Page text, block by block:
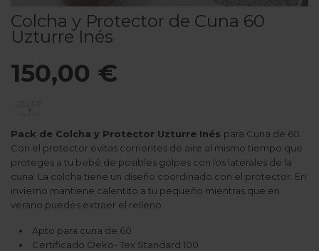
Colcha y Protector de Cuna 60
Uzturre Inés
150,00 €
Pack de Colcha y Protector Uzturre Inés para Cuna de 60.
Con el protector evitas corrientes de aire al mismo tiempo que
proteges a tu bebé de posibles golpes con los laterales de la
cuna. La colcha tiene un diseño coordinado con el protector. En
invierno mantiene calentito a tu pequeño mientras que en
verano puedes extraer el relleno.
Apto para cuna de 60
Certificado Oeko- Tex Standard 100